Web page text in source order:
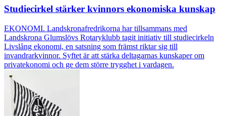
Studiecirkel stärker kvinnors ekonomiska kunskap
EKONOMI. Landskronafredrikorna har tillsammans med
Landskrona Glumslövs Rotaryklubb tagit initiativ till studiecirkeln
Livslång ekonomi, en satsning som främst riktar sig till
invandrarkvinnor. Syftet är att stärka deltagarnas kunskaper om
privatekonomi och ge dem större trygghet i vardagen.